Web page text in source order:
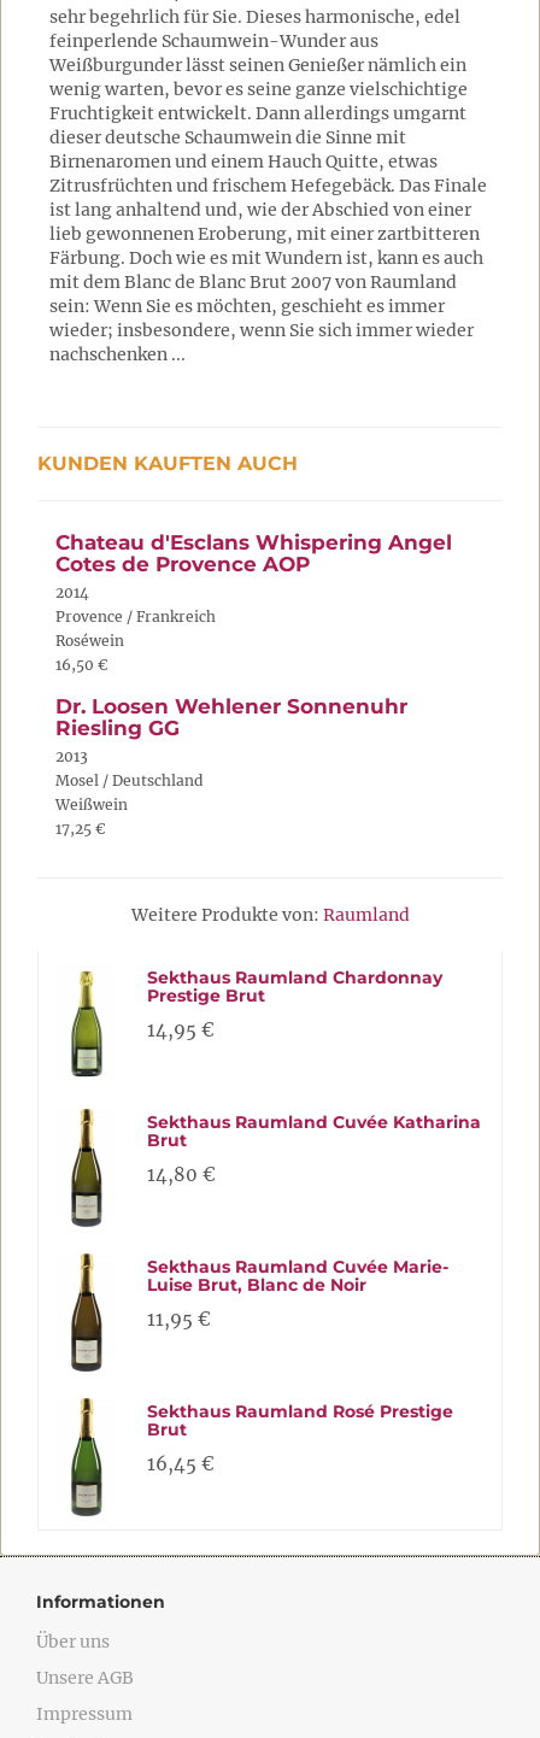
sehr begehrlich für Sie. Dieses harmonische, edel
feinperlende Schaumwein-Wunder aus
Weißburgunder lässt seinen Genießer nämlich ein
wenig warten, bevor es seine ganze vielschichtige
Fruchtigkeit entwickelt. Dann allerdings umgarnt
dieser deutsche Schaumwein die Sinne mit
Birnenaromen und einem Hauch Quitte, etwas
Zitrusfrüchten und frischem Hefegebäck. Das Finale
ist lang anhaltend und, wie der Abschied von einer
lieb gewonnenen Eroberung, mit einer zartbitteren
Färbung. Doch wie es mit Wundern ist, kann es auch
mit dem Blanc de Blanc Brut 2007 von Raumland
sein: Wenn Sie es möchten, geschieht es immer
wieder; insbesondere, wenn Sie sich immer wieder
nachschenken ...
KUNDEN KAUFTEN AUCH
Chateau d'Esclans Whispering Angel
Cotes de Provence AOP
2014
Provence / Frankreich
Roséwein
16,50 €
Dr. Loosen Wehlener Sonnenuhr
Riesling GG
2013
Mosel / Deutschland
Weißwein
17,25 €
Weitere Produkte von: Raumland
Sekthaus Raumland Chardonnay
Prestige Brut
14,95 €
Sekthaus Raumland Cuvée Katharina
Brut
14,80 €
Sekthaus Raumland Cuvée Marie-
Luise Brut, Blanc de Noir
11,95 €
Sekthaus Raumland Rosé Prestige
Brut
16,45 €
Informationen
Über uns
Unsere AGB
Impressum